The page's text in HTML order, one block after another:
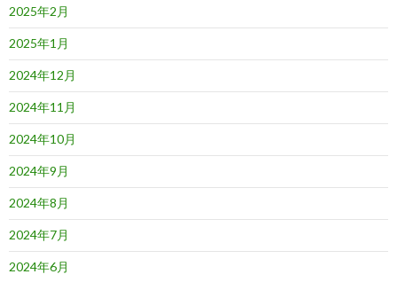
2025年2月
2025年1月
2024年12月
2024年11月
2024年10月
2024年9月
2024年8月
2024年7月
2024年6月